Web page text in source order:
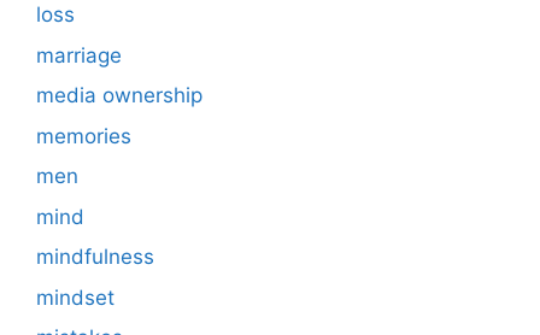
loss
marriage
media ownership
memories
men
mind
mindfulness
mindset